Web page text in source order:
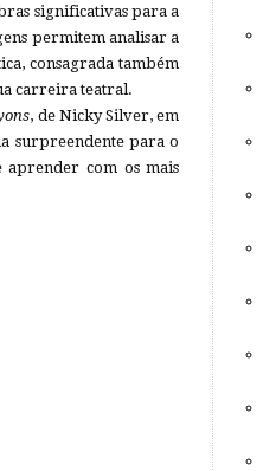
significativas para a
permitem analisar a
consagrada também
carreira teatral.
, de Nicky Silver, em
surpreendente para o
aprender com os mais